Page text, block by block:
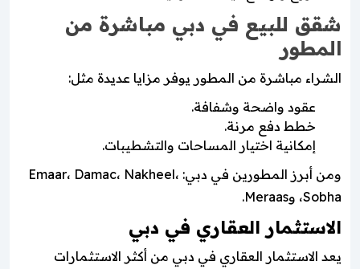
شقق للبيع في دبي مباشرة من
المطور
الشراء مباشرة من المطور يوفر مزايا عديدة مثل:
عقود واضحة وشفافة.
خطط دفع مرنة.
إمكانية اختيار المساحات والتشطيبات.
ومن أبرز المطورين في دبي: Emaar، Damac، Nakheel،
Sobha، وMeraas.
الاستثمار العقاري في دبي
يعد الاستثمار العقاري في دبي من أكثر الاستثمارات